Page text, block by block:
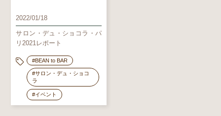
2022/01/18
サロン・デュ・ショコラ・パ
リ2021レポート
#BEAN to BAR
#サロン・デュ・ショコ
ラ
#イベント